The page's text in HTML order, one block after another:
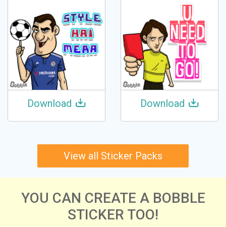
Download Download
View all Sticker Packs
YOU CAN CREATE A BOBBLE
STICKER TOO!